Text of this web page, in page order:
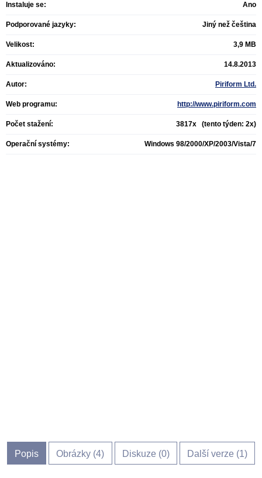
Instaluje se: Ano
Podporované jazyky: Jiný než čeština
Velikost: 3,9 MB
Aktualizováno: 14.8.2013
Autor: Piriform Ltd.
Web programu: http://www.piriform.com
Počet stažení: 3817x (tento týden: 2x)
Operační systémy: Windows 98/2000/XP/2003/Vista/7
Popis Obrázky (4) Diskuze (0) Další verze (1)